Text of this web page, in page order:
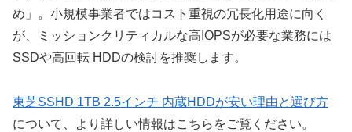
め」。小規模事業者ではコスト重視の冗長化用途に向く
が、ミッションクリティカルな高IOPSが必要な業務には
SSDや高回転 HDDの検討を推奨します。
東芝SSHD 1TB 2.5インチ 内蔵HDDが安い理由と選び方
について、より詳しい情報はこちらをご覧ください。